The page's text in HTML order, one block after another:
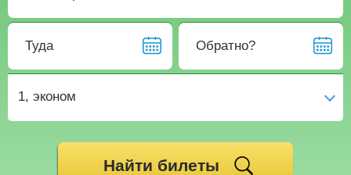
Туда Обратно?
1, эконом
Найти билеты